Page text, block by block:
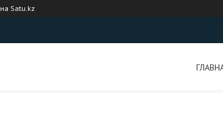
на Satu.kz